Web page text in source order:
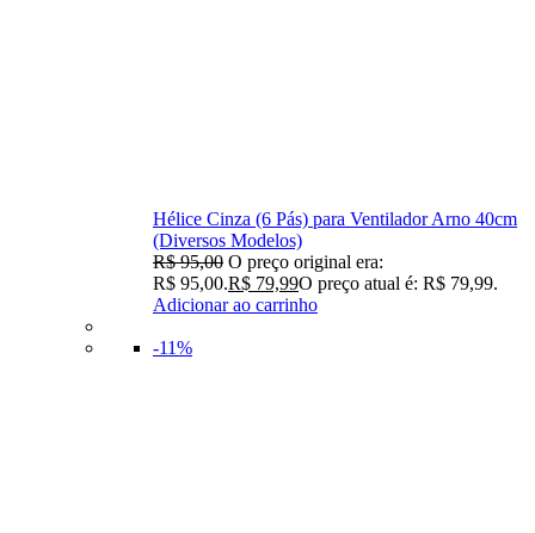
Hélice Cinza (6 Pás) para Ventilador Arno 40cm
(Diversos Modelos)
R$95,00 O preço original era:
R$ 95,00.R$ 79,99O preço atual é: R$ 79,99.
Adicionar ao carrinho
-11%